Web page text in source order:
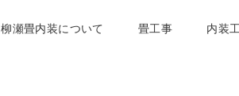
柳瀬畳内装について 畳工事 内装